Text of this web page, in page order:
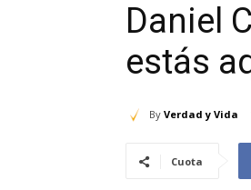
Daniel
estás
By Verdad y Vida
Cuota